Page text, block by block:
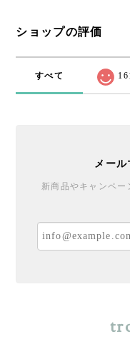
ショップの評価
すべて
メー
新商品やキャンペー